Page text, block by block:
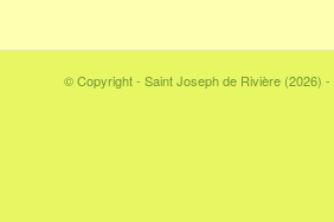
© Copyright - Saint Joseph de Rivière (2026) -